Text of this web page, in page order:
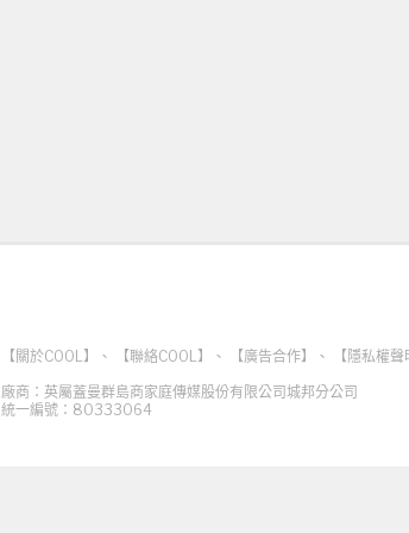
【關於COOL】 、 【聯絡COOL】 、 【廣告合作】 、
【隱私權
廠商：英屬蓋曼群島商家庭傳媒股份有限公司城邦分公司
統一編號：80333064